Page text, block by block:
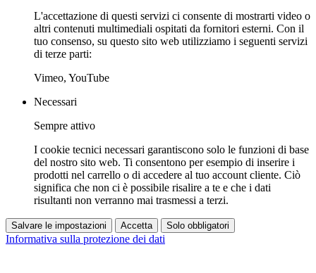
L'accettazione di questi servizi ci consente di mostrarti video o
altri contenuti multimediali ospitati da fornitori esterni. Con il
tuo consenso, su questo sito web utilizziamo i seguenti servizi
di terze parti:
Vimeo, YouTube
Necessari
Sempre attivo
I cookie tecnici necessari garantiscono solo le funzioni di base
del nostro sito web. Ti consentono per esempio di inserire i
prodotti nel carrello o di accedere al tuo account cliente. Ciò
significa che non ci è possibile risalire a te e che i dati
risultanti non verranno mai trasmessi a terzi.
Salvare le impostazioni Accetta Solo obbligatori
Informativa sulla protezione dei dati